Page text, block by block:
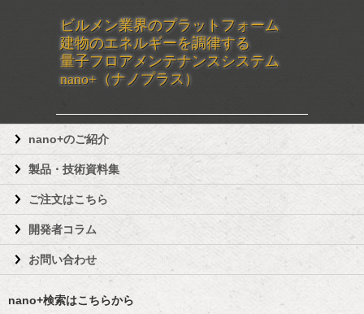
ビルメン業界のプラットフォーム
建物のエネルギーを調律する
量子フロアメンテナンスシステム
nano+（ナノプラス）
nano+のご紹介
製品・技術資料集
ご注文はこちら
開発者コラム
お問い合わせ
nano+検索はこちらから